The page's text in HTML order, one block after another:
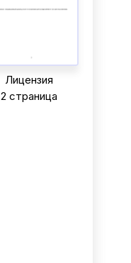
Лицензия
2 страница